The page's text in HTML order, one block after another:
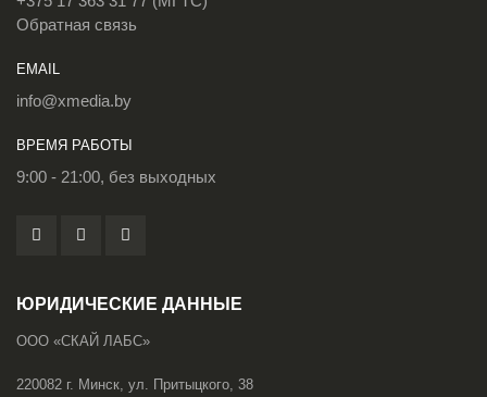
Обратная связь
EMAIL
info@xmedia.by
ВРЕМЯ РАБОТЫ
9:00 - 21:00, без выходных
ЮРИДИЧЕСКИЕ ДАННЫЕ
ООО «СКАЙ ЛАБС»
220082 г. Минск, ул. Притыцкого, 38